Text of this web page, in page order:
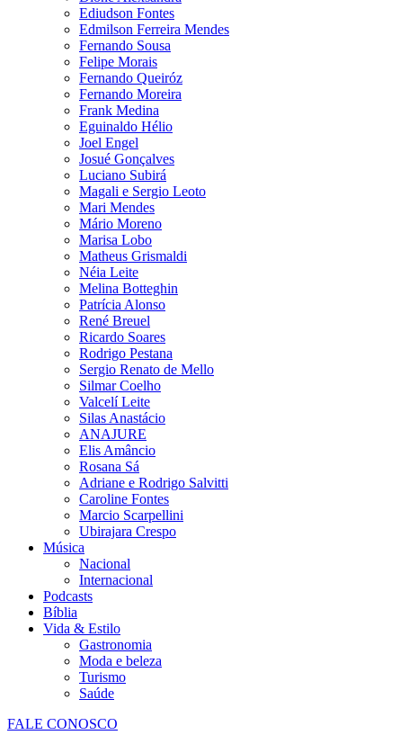
Ediudson Fontes
Edmilson Ferreira Mendes
Fernando Sousa
Felipe Morais
Fernando Queiróz
Fernando Moreira
Frank Medina
Eguinaldo Hélio
Joel Engel
Josué Gonçalves
Luciano Subirá
Magali e Sergio Leoto
Mari Mendes
Mário Moreno
Marisa Lobo
Matheus Grismaldi
Néia Leite
Melina Botteghin
Patrícia Alonso
René Breuel
Ricardo Soares
Rodrigo Pestana
Sergio Renato de Mello
Silmar Coelho
Valcelí Leite
Silas Anastácio
ANAJURE
Elis Amâncio
Rosana Sá
Adriane e Rodrigo Salvitti
Caroline Fontes
Marcio Scarpellini
Ubirajara Crespo
Música
Nacional
Internacional
Podcasts
Bíblia
Vida & Estilo
Gastronomia
Moda e beleza
Turismo
Saúde
FALE CONOSCO